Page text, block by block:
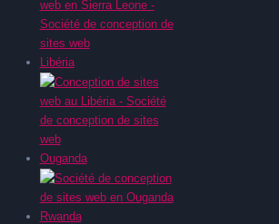
Libéria
Ouganda
Rwanda